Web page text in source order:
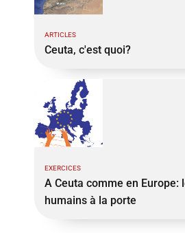
ARTICLES
Ceuta, c'est quoi?
EXERCICES
A Ceuta comme en Europe:
humains à la porte